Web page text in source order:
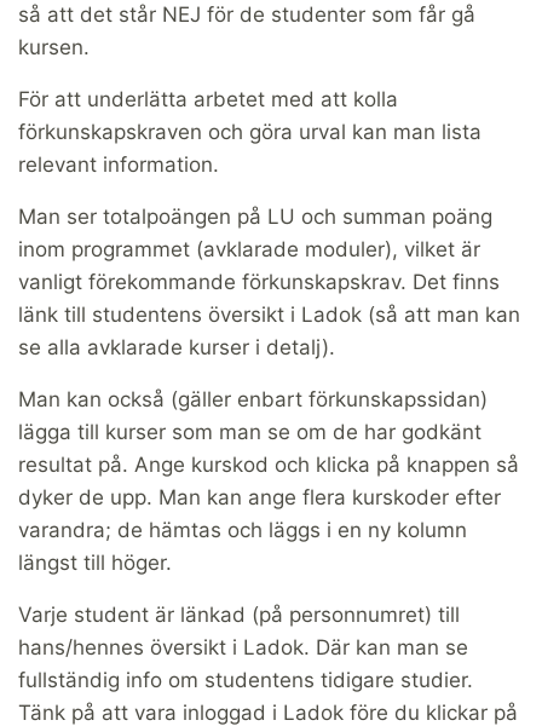
så att det står NEJ för de studenter som får gå
kursen.
För att underlätta arbetet med att kolla
förkunskapskraven och göra urval kan man lista
relevant information.
Man ser totalpoängen på LU och summan poäng
inom programmet (avklarade moduler), vilket är
vanligt förekommande förkunskapskrav. Det finns
länk till studentens översikt i Ladok (så att man kan
se alla avklarade kurser i detalj).
Man kan också (gäller enbart förkunskapssidan)
lägga till kurser som man se om de har godkänt
resultat på. Ange kurskod och klicka på knappen så
dyker de upp. Man kan ange flera kurskoder efter
varandra; de hämtas och läggs i en ny kolumn
längst till höger.
Varje student är länkad (på personnumret) till
hans/hennes översikt i Ladok. Där kan man se
fullständig info om studentens tidigare studier.
Tänk på att vara inloggad i Ladok före du klickar på